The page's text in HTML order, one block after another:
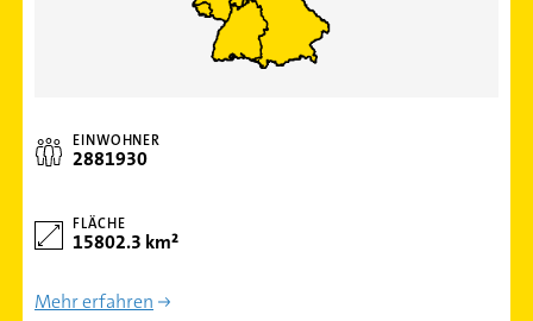
EINWOHNER
2881930
FLÄCHE
15802.3 km²
Mehr erfahren